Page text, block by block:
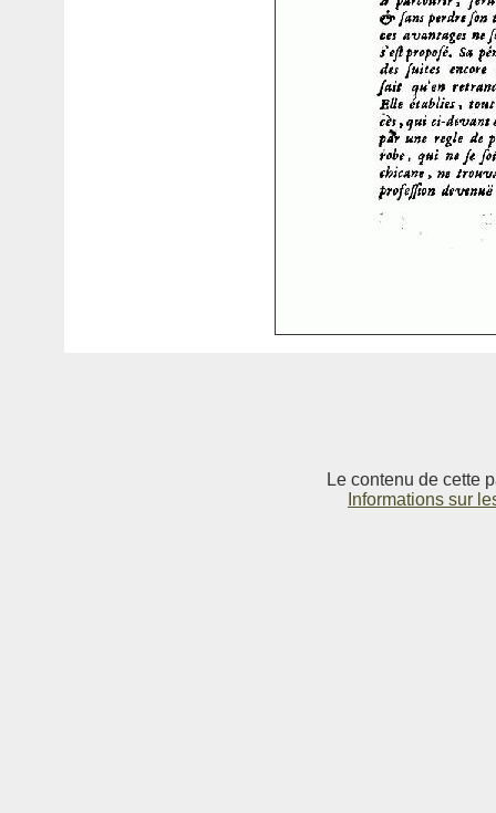
Le contenu de cette
Informations sur